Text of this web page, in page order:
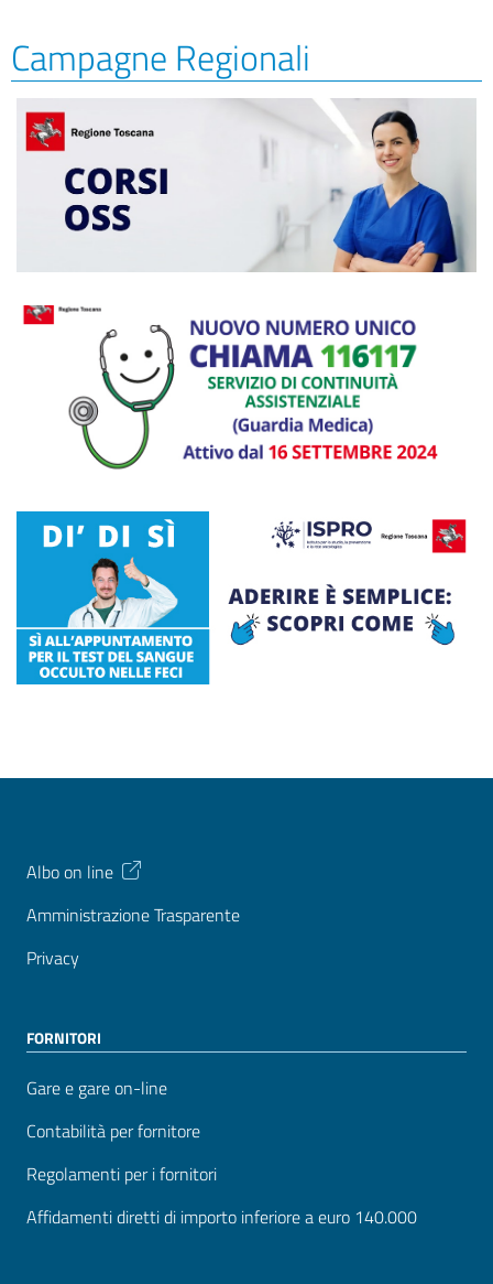
Campagne Regionali
Albo on line
Amministrazione Trasparente
Privacy
FORNITORI
Gare e gare on-line
Contabilità per fornitore
Regolamenti per i fornitori
Affidamenti diretti di importo inferiore a euro 140.000